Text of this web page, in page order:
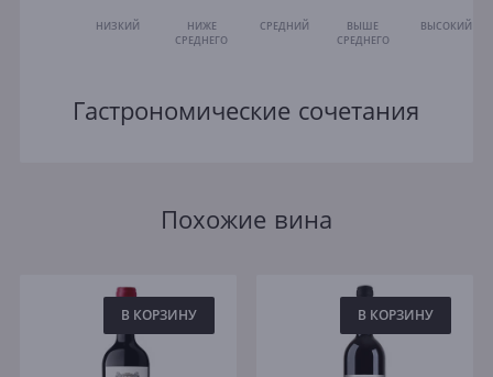
НИЗКИЙ
НИЖЕ
СРЕДНЕГО
СРЕДНИЙ
ВЫШЕ
СРЕДНЕГО
ВЫСОКИЙ
Гастрономические сочетания
Похожие вина
В КОРЗИНУ В КОРЗИНУ